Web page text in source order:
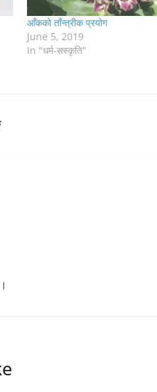
आँकको ताँन्त्रीक प्रयोग
June 5, 2019
In "धर्म-सस्कृति"